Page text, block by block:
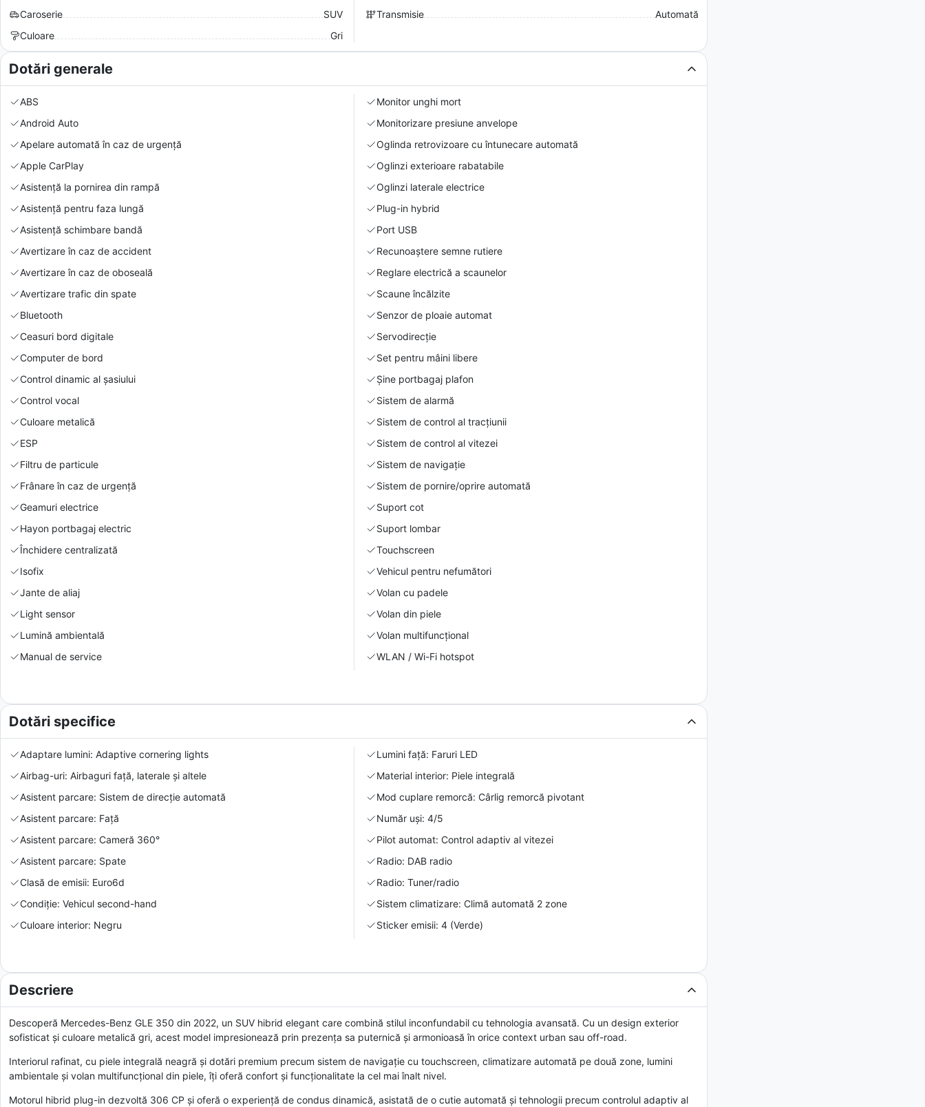
Caroserie
SUV
Culoare
Gri
Transmisie
Automată
Dotări generale
ABS
Android Auto
Apelare automată în caz de urgență
Apple CarPlay
Asistență la pornirea din rampă
Asistență pentru faza lungă
Asistență schimbare bandă
Avertizare în caz de accident
Avertizare în caz de oboseală
Avertizare trafic din spate
Bluetooth
Ceasuri bord digitale
Computer de bord
Control dinamic al șasiului
Control vocal
Culoare metalică
ESP
Filtru de particule
Frânare în caz de urgență
Geamuri electrice
Hayon portbagaj electric
Închidere centralizată
Isofix
Jante de aliaj
Light sensor
Lumină ambientală
Manual de service
Monitor unghi mort
Monitorizare presiune anvelope
Oglinda retrovizoare cu întunecare automată
Oglinzi exterioare rabatabile
Oglinzi laterale electrice
Plug-in hybrid
Port USB
Recunoaștere semne rutiere
Reglare electrică a scaunelor
Scaune încălzite
Senzor de ploaie automat
Servodirecție
Set pentru mâini libere
Şine portbagaj plafon
Sistem de alarmă
Sistem de control al tracțiunii
Sistem de control al vitezei
Sistem de navigație
Sistem de pornire/oprire automată
Suport cot
Suport lombar
Touchscreen
Vehicul pentru nefumători
Volan cu padele
Volan din piele
Volan multifuncțional
WLAN / Wi-Fi hotspot
Dotări specifice
Adaptare lumini: Adaptive cornering lights
Airbag-uri: Airbaguri față, laterale și altele
Asistent parcare: Sistem de direcție automată
Asistent parcare: Față
Asistent parcare: Cameră 360°
Asistent parcare: Spate
Clasă de emisii: Euro6d
Condiție: Vehicul second-hand
Culoare interior: Negru
Lumini față: Faruri LED
Material interior: Piele integrală
Mod cuplare remorcă: Cârlig remorcă pivotant
Număr uși: 4/5
Pilot automat: Control adaptiv al vitezei
Radio: DAB radio
Radio: Tuner/radio
Sistem climatizare: Climă automată 2 zone
Sticker emisii: 4 (Verde)
Descriere
Descoperă Mercedes-Benz GLE 350 din 2022, un SUV hibrid elegant care combină stilul inconfundabil cu tehnologia avansată. Cu un design exterior
sofisticat și culoare metalică gri, acest model impresionează prin prezența sa puternică și armonioasă în orice context urban sau off-road.
Interiorul rafinat, cu piele integrală neagră și dotări premium precum sistem de navigație cu touchscreen, climatizare automată pe două zone, lumini
ambientale și volan multifuncțional din piele, îți oferă confort și funcționalitate la cel mai înalt nivel.
Motorul hibrid plug-in dezvoltă 306 CP și oferă o experiență de condus dinamică, asistată de o cutie automată și tehnologii precum controlul adaptiv al